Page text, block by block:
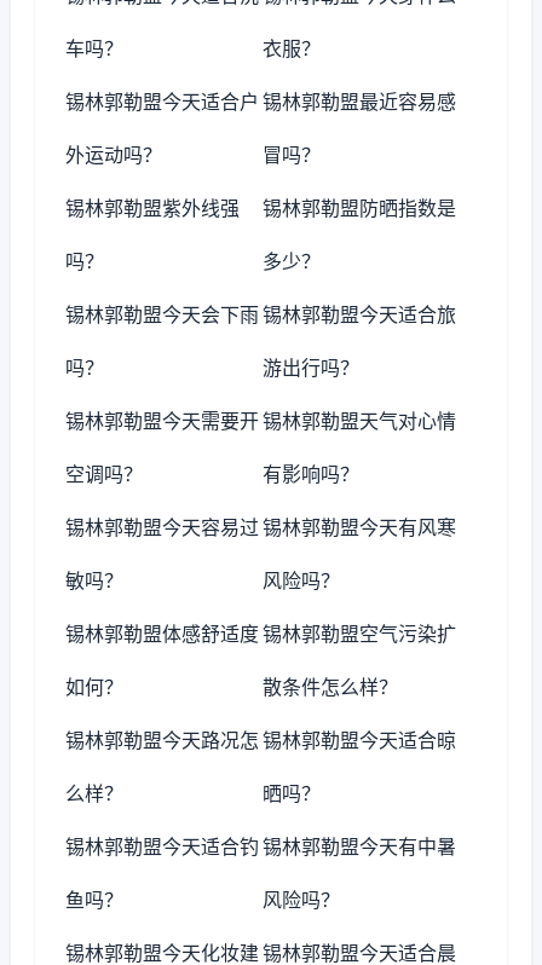
车吗？ 衣服？
锡林郭勒盟今天适合户
外运动吗？
锡林郭勒盟最近容易感
冒吗？
锡林郭勒盟紫外线强
吗？
锡林郭勒盟防晒指数是
多少？
锡林郭勒盟今天会下雨
吗？
锡林郭勒盟今天适合旅
游出行吗？
锡林郭勒盟今天需要开
空调吗？
锡林郭勒盟天气对心情
有影响吗？
锡林郭勒盟今天容易过
敏吗？
锡林郭勒盟今天有风寒
风险吗？
锡林郭勒盟体感舒适度
如何？
锡林郭勒盟空气污染扩
散条件怎么样？
锡林郭勒盟今天路况怎
么样？
锡林郭勒盟今天适合晾
晒吗？
锡林郭勒盟今天适合钓
鱼吗？
锡林郭勒盟今天有中暑
风险吗？
锡林郭勒盟今天化妆建锡林郭勒盟今天适合晨